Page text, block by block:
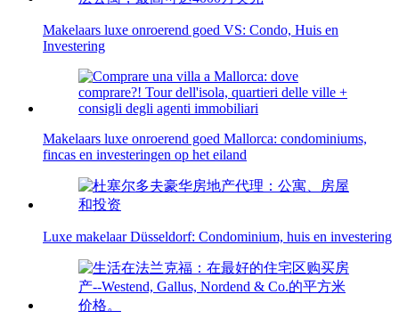
Makelaars luxe onroerend goed VS: Condo, Huis en
Investering
Makelaars luxe onroerend goed Mallorca: condominiums,
fincas en investeringen op het eiland
Luxe makelaar Düsseldorf: Condominium, huis en investering